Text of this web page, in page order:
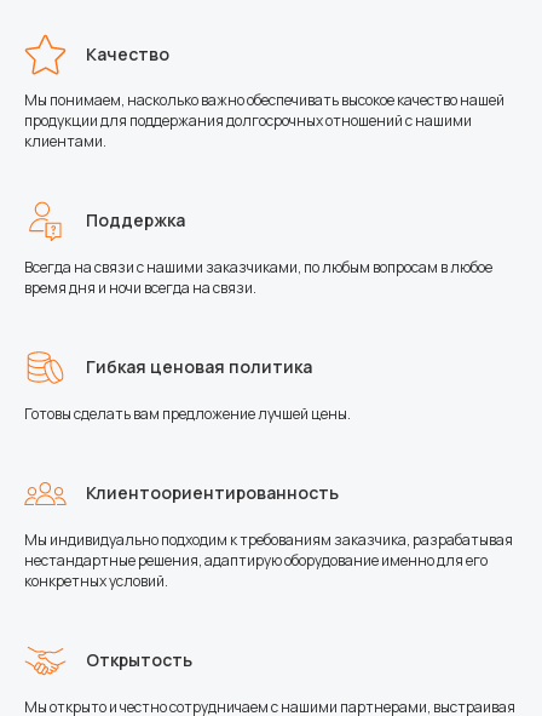
Качество
Мы понимаем, насколько важно обеспечивать высокое качество нашей
продукции для поддержания долгосрочных отношений с нашими
клиентами.
Поддержка
Всегда на связи с нашими заказчиками, по любым вопросам в любое
время дня и ночи всегда на связи.
Гибкая ценовая политика
Готовы сделать вам предложение лучшей цены.
Клиентоориентированность
Мы индивидуально подходим к требованиям заказчика, разрабатывая
нестандартные решения, адаптирую оборудование именно для его
конкретных условий.
Открытость
Мы открыто и честно сотрудничаем с нашими партнерами, выстраивая